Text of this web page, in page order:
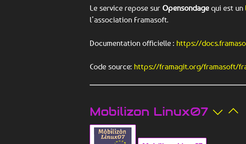
Le service repose sur Opensondage qui est un
l’association Framasoft.
Documentation officielle : https://
Code source: https://framagit.org/framasoft/
Mobilizon Linux07